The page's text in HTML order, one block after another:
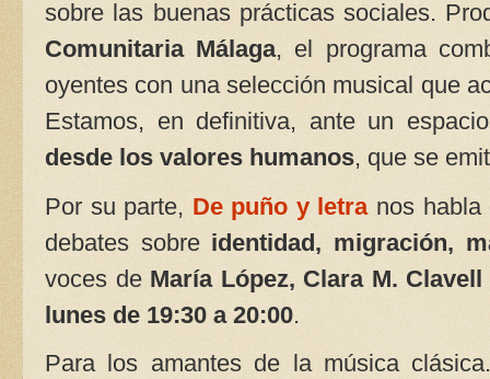
sobre las buenas prácticas sociales.
Comunitaria Málaga, el programa
oyentes con una selección musical que
Estamos, en definitiva, ante un
desde los valores humanos, que se
Por su parte, De puño y letranos habla
debates sobre identidad, migración,
voces de María López, Clara M.
lunes de 19:30 a 20:00.
Para los amantes de la música